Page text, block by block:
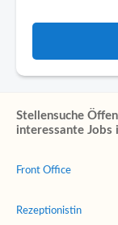
Stellensuche
interessante Jobs
Front Office
Rezeptionistin